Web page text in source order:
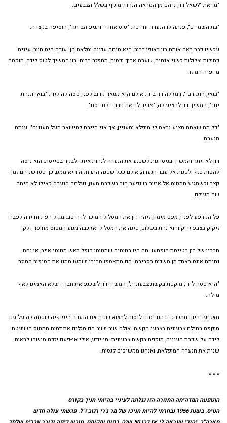
"מי את "?שאל רון, נדהם מן המראה הנהדר מוקף בשלל הצבעים.
"בת השמיים", ענתה לו הנערה וחייכה. "טוס אחריי ותגיע הביתה", הוסיפה בקצרה.
עכשיו כבר ראה אותה רון באופן ברור, היא היתה עדינה ומלאת חן. עורה היה חוור, עיניה
כחולות וצלולות כשני אגמים, שערה ארוך וכסוף, מתפזר ברוח. רון המשיך לטוס לידה, מוקסם
מיופיה המוזר.
"בואי, התקרבי", רמז לה רון בידו. אולם היא נשאר קרוב לענן, טסה לה לידו. "בואי וננחת
יחד", המשיך רון להציע לה, "אכיר לך את חבריי לטייסת".
"כל מה שאתה מציע נראה לי מופלא ומעניין, אך אני חייבת להישאר מעל העננים". ענתה
הנערה.
רון לא ויתר והמשיך בניסיונות לשכנע את הנערה לנחות איתו ולבקר בטייסת. הוא ניסה
להטות כנף ולפנות אל עבר הנערה, אולם ככל שפנה התרחקה היא ממנו, כך טסו שניהם זמן
קצר וכשהגיע המטוס אל איזור בו נפער חור בשכבת הענן, נעלמה הנערה כאילו לא היתה
שם מעולם.
על הקרעע לפניו, מעט מימין, זיהה רון את המסלול המוכר לו היטב. מגדל הפיקוח ירה לעברו
זיקוק בצבע ירוק והוא נחת בשלום, פינה את המסלול ואז כבה מנוע המטוס מחוסר דלק.
חבריו של רון בטייסת הופתעו. הם היו בטוחים שמטוסו הופל באש מטוסי אויב, או נחת
נחיתת אונס באחד מן השדות בסביבה. הם התאספו סביבו ושמעו ממנו את הסיפור המוזר.
"היא טסה לידי, מוקפת בקשת צבעונית", המשיך רון לשכנע את חבריו שלא האמינו לאף
מילה.
מאז ועד היום ממשיכים הטייסים לנסות למצוא שנית את הנערה היפיפיה שטסה לה על ענן
מוקפת בהילה צבעונית בצבעי הקשת. אולם שוב ושוב הם מגלים את דמות המטוס השועטת
לידם על שכבת העננים, מוקפת בקשת צבעונית. מי יודע, אולי אי-פעם יזכה מישהו לראות
שנית את הנערה המופלאה, ואנחנו ממשיכים לנסות.
* * *
התופעה המדהימה המוזרה הזו נגלתה לעיניי בהיותי חניך בקורס
הטיס. בשנת 1956 נבחרתי להיות חניכו של מר ג'רי רנוב ז"ל. פגשתי עולה חדש